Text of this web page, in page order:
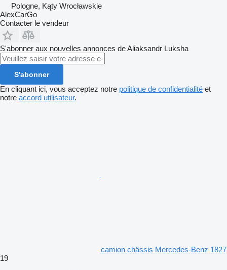
Pologne, Kąty Wrocławskie
AlexCarGo
Contacter le vendeur
S'abonner aux nouvelles annonces de Aliaksandr Luksha
S'abonner
En cliquant ici, vous acceptez notre politique de confidentialité et
notre accord utilisateur.
camion châssis Mercedes-Benz 1827
19